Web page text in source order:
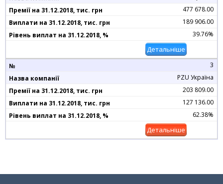
477 678.00
189 906.00
39.76%
Детальніше
3
PZU Україна
203 809.00
127 136.00
62.38%
Детальніше